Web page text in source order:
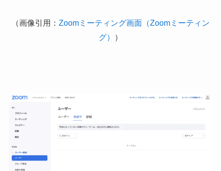
（画像引用： Zoomミーティング画面（Zoomミーティン
グ）
）